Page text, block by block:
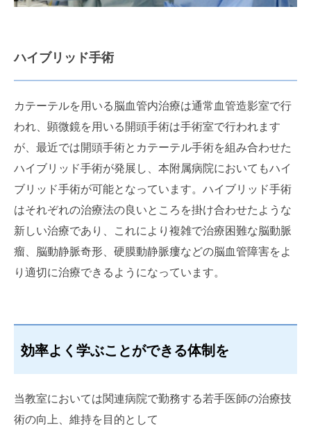
ハイブリッド手術
カテーテルを用いる脳血管内治療は通常血管造影室で行
われ、顕微鏡を用いる開頭手術は手術室で行われます
が、最近では開頭手術とカテーテル手術を組み合わせた
ハイブリッド手術が発展し、本附属病院においてもハイ
ブリッド手術が可能となっています。ハイブリッド手術
はそれぞれの治療法の良いところを掛け合わせたような
新しい治療であり、これにより複雑で治療困難な脳動脈
瘤、脳動静脈奇形、硬膜動静脈瘻などの脳血管障害をよ
り適切に治療できるようになっています。
効率よく学ぶことができる体制を
当教室においては関連病院で勤務する若手医師の治療技
術の向上、維持を目的として